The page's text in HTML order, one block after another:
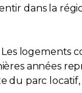
dans la
logements
années
du parc locatif,